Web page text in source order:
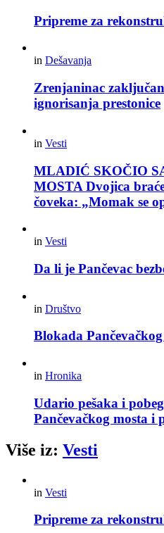
Pripreme za
in Dešavanja
Zrenjaninac
ignorisanja prestonice
in Vesti
MLADIĆ SKOČIO
MOSTA Dvojica
čoveka: „Momak se
in Vesti
Da li je Pančevac
in Društvo
Blokada
in Hronika
Udario pešaka i
Pančevačkog mosta i
Više iz: Vesti
in Vesti
Pripreme za